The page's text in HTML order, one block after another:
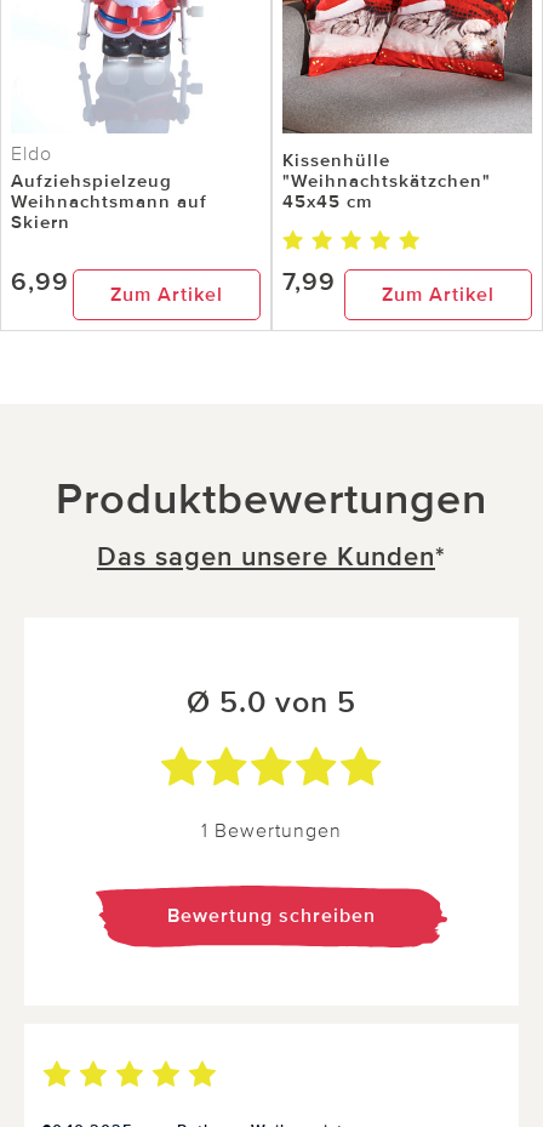
Eldo
Aufziehspielzeug
Weihnachtsmann auf
Skiern
6,99 Zum Artikel
Kissenhülle
"Weihnachtskätzchen"
45x45 cm
7,99 Zum Artikel
Produktbewertungen
Das sagen unsere Kunden*
Ø 5.0 von 5
1 Bewertungen
Bewertung schreiben